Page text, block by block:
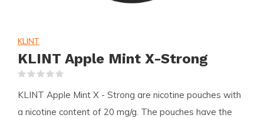
KLINT
KLINT Apple Mint X-Strong
KLINT Apple Mint X - Strong are nicotine pouches with
a nicotine content of 20 mg/g. The pouches have the